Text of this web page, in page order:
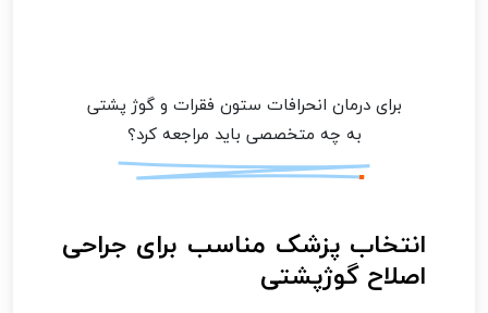
برای درمان انحرافات ستون فقرات و گوژ پشتی
به چه متخصصی باید مراجعه کرد؟
انتخاب پزشک مناسب برای جراحی
اصلاح گوژپشتی